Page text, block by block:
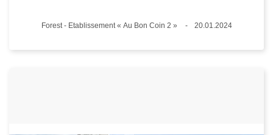
Lieux
Forest - Etablissement « Au Bon Coin 2 »
20.01.2024